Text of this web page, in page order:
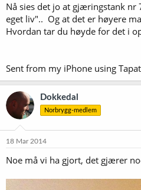
Nå sies det jo at gjæringstank nr
eget liv".. Og at det er høyere
Hvordan tar du høyde for det i
Sent from my iPhone using
Dokkedal
Norbrygg-medlem
18 Mar 2014
Noe må vi ha gjort, det gjærer